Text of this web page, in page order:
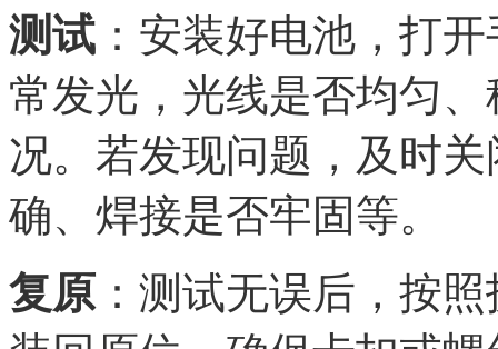
测试 ：安装好电池，打
常发光，光线是否均匀
况。若发现问题，及时
确、焊接是否牢固等。
复原 ：测试无误后，按